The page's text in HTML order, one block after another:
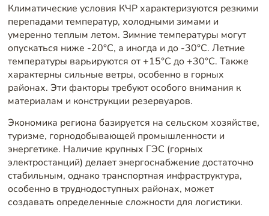
Климатические условия КЧР характеризуются резкими
перепадами температур, холодными зимами и
умеренно теплым летом. Зимние температуры могут
опускаться ниже -20°C, а иногда и до -30°C. Летние
температуры варьируются от +15°C до +30°C. Также
характерны сильные ветры, особенно в горных
районах. Эти факторы требуют особого внимания к
материалам и конструкции резервуаров.
Экономика региона базируется на сельском хозяйстве,
туризме, горнодобывающей промышленности и
энергетике. Наличие крупных ГЭС (горных
электростанций) делает энергоснабжение достаточно
стабильным, однако транспортная инфраструктура,
особенно в труднодоступных районах, может
создавать определенные сложности для логистики.